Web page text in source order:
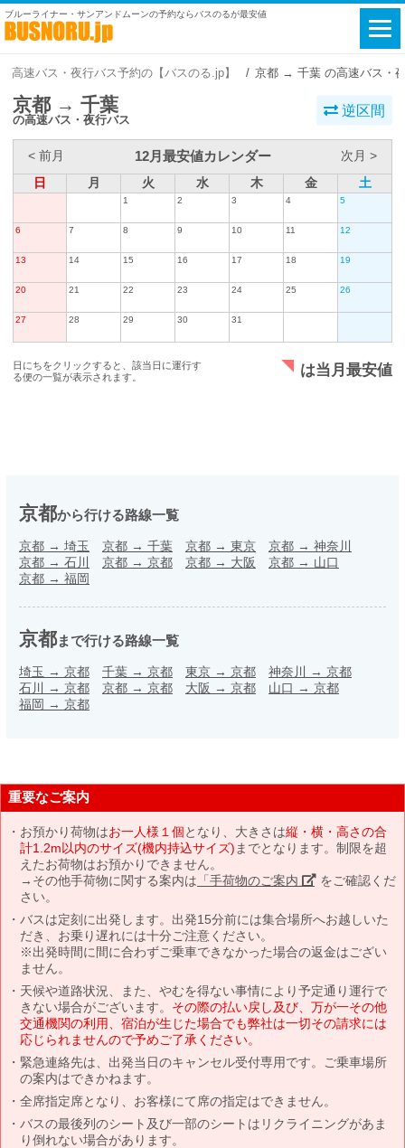
ブルーライナー・サンアンドムーンの予約ならバスのるが最安値
高速バス・夜行バス予約の【バスのる.jp】 京都 → 千葉 の高速バス・
京都 → 千葉
の高速バス・夜行バス
逆区間
< 前月 12月最安値カレンダー
次月 >
日
月 火 水 木 金 土
1 2 3 4 5
6 7 8 9 10 11 12
13 14 15 16 17 18 19
20 21 22 23 24 25 26
27 28 29 30 31
日にちをクリックすると、該当日に運行す
る便の一覧が表示されます。
は当月最安値
京都から行ける路線一覧
京都 → 埼玉 京都 → 千葉 京都 → 東京 京都 → 神奈川
京都 → 石川 京都 → 京都 京都 → 大阪 京都 → 山口
京都 → 福岡
京都まで行ける路線一覧
埼玉 → 京都 千葉 → 京都 東京 → 京都 神奈川 → 京都
石川 → 京都 京都 → 京都 大阪 → 京都 山口 → 京都
福岡 → 京都
重要なご案内
お預かり荷物はお一人様１個となり、大きさは縦・横・高さの合
計1.2m以内のサイズ(機内持込サイズ) までとなります。制限を超
えたお荷物はお預かりできません。
→その他手荷物に関する案内は 「手荷物のご案内」 をご確認くだ
さい。
バスは定刻に出発します。出発15分前には集合場所へお越しいた
だき、お乗り遅れには十分ご注意ください。
※出発時間に間に合わずご乗車できなかった場合の返金はござい
ません。
天候や道路状況、また、やむを得ない事情により予定通り運行で
きない場合がございます。 その際の払い戻し及び、万が一その他
交通機関の利用、宿泊が生じた場合でも弊社は一切その請求には
応じられませんので予めご了承ください。
緊急連絡先は、出発当日のキャンセル受付専用です。ご乗車場所
の案内はできかねます。
全席指定席となり、お客様にて席の指定はできません。
バスの最後列のシート及び一部のシートはリクライニングがあま
り倒れない場合があります。